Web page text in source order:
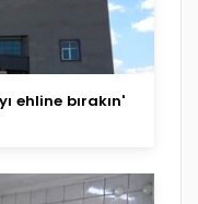
ehline bırakın'